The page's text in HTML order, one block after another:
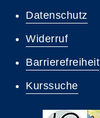
Datenschutz
Widerruf
Barrierefreiheit
Kurssuche